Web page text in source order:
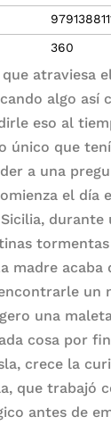
360
atraviesa
algo así
eso al
único que
a una
el día
madre
un
una
cosa por
crece la
que trabajó
antes de